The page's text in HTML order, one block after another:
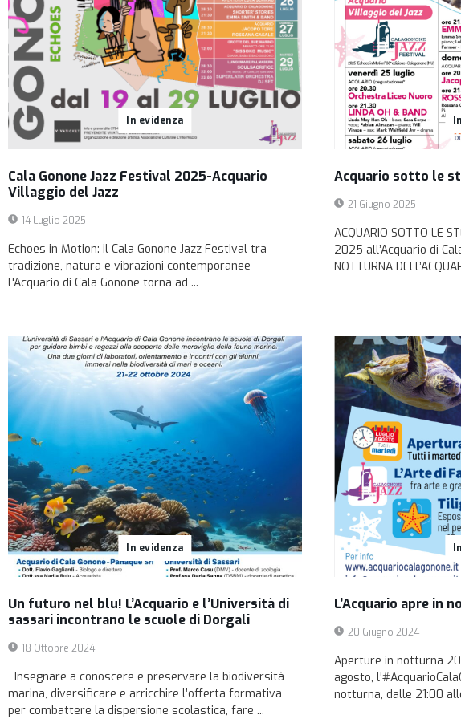
In evidenza
Cala Gonone Jazz Festival 2025-Acquario
Villaggio del Jazz
14 Luglio 2025
Echoes in Motion: il Cala Gonone Jazz Festival tra
tradizione, natura e vibrazioni contemporanee
L'Acquario di Cala Gonone torna ad ...
Acquario sotto le
21 Giugno 2025
ACQUARIO SOTTO LE
2025 all’Acquario di
NOTTURNA
In evidenza
Un futuro nel blu! L’Acquario e l’Università di
sassari incontrano le scuole di Dorgali
18 Ottobre 2024
Insegnare a conoscere e preservare la biodiversità
marina, diversificare e arricchire l’offerta formativa
per combattere la dispersione scolastica, fare ...
L’Acquario apre in
20 Giugno 2024
Aperture in notturna
agosto,
notturna, dalle 21:00